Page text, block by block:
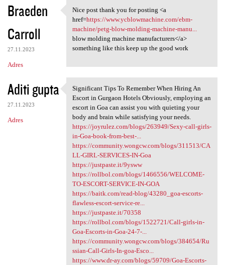
Braeden
Carroll
27.11.2023
Adres
Nice post thank you for
Nice post thank you for posting <a
href=https://www.ycblowmachine.com/ebm-
machine/petg-blow-molding-machine-manu...
blow molding machine manufacturers</a>
something like this keep up the good work
Aditi gupta
27.11.2023
Adres
Significant Tips To Remember
Significant Tips To Remember When Hiring An
Escort in Gurgaon Hotels Obviously, employing an
escort in Goa can assist you with quieting your
body and brain while satisfying your needs.
https://joyrulez.com/blogs/263949/Sexy-call-girls-
in-Goa-book-from-best-...
https://community.wongcw.com/blogs/311513/CA
LL-GIRL-SERVICES-IN-Goa
https://justpaste.it/9ysww
https://rollbol.com/blogs/1466556/WELCOME-
TO-ESCORT-SERVICE-IN-GOA
https://baitk.com/read-blog/43280_goa-escorts-
flawless-escort-service-re...
https://justpaste.it/70358
https://rollbol.com/blogs/1522721/Call-girls-in-
Goa-Escorts-in-Goa-24-7-...
https://community.wongcw.com/blogs/384654/Ru
ssian-Call-Girls-In-goa-Esco...
https://www.dr-ay.com/blogs/59709/Goa-Escorts-